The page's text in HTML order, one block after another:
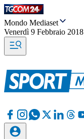
Mondo Mediaset
Venerdì 9 Febbraio 2018